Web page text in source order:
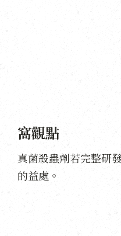
窩觀點
真菌殺蟲劑若完整研
的益處。